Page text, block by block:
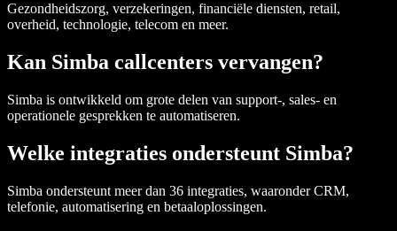
Gezondheidszorg, verzekeringen, financiële diensten, retail,
overheid, technologie, telecom en meer.
Kan Simba callcenters vervangen?
Simba is ontwikkeld om grote delen van support-, sales- en
operationele gesprekken te automatiseren.
Welke integraties ondersteunt Simba?
Simba ondersteunt meer dan 36 integraties, waaronder CRM,
telefonie, automatisering en betaaloplossingen.